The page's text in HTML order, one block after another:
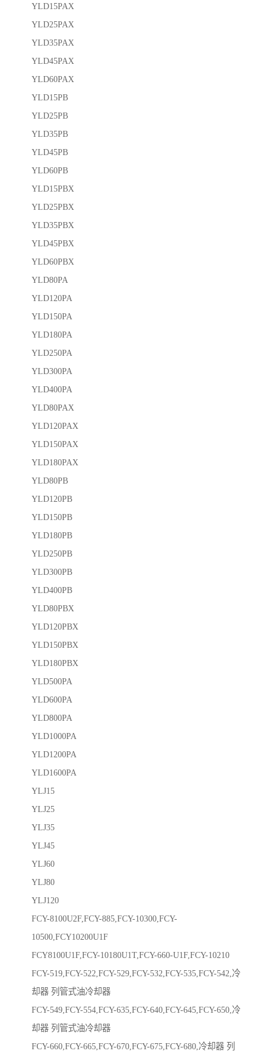
YLD15PAX
YLD25PAX
YLD35PAX
YLD45PAX
YLD60PAX
YLD15PB
YLD25PB
YLD35PB
YLD45PB
YLD60PB
YLD15PBX
YLD25PBX
YLD35PBX
YLD45PBX
YLD60PBX
YLD80PA
YLD120PA
YLD150PA
YLD180PA
YLD250PA
YLD300PA
YLD400PA
YLD80PAX
YLD120PAX
YLD150PAX
YLD180PAX
YLD80PB
YLD120PB
YLD150PB
YLD180PB
YLD250PB
YLD300PB
YLD400PB
YLD80PBX
YLD120PBX
YLD150PBX
YLD180PBX
YLD500PA
YLD600PA
YLD800PA
YLD1000PA
YLD1200PA
YLD1600PA
YLJ15
YLJ25
YLJ35
YLJ45
YLJ60
YLJ80
YLJ120
FCY-8100U2F,FCY-885,FCY-10300,FCY-
10500,FCY10200U1F
FCY8100U1F,FCY-10180U1T,FCY-660-U1F,FCY-10210
FCY-519,FCY-522,FCY-529,FCY-532,FCY-535,FCY-542,冷
却器 列管式油冷却器
FCY-549,FCY-554,FCY-635,FCY-640,FCY-645,FCY-650,冷
却器 列管式油冷却器
FCY-660,FCY-665,FCY-670,FCY-675,FCY-680,冷却器 列